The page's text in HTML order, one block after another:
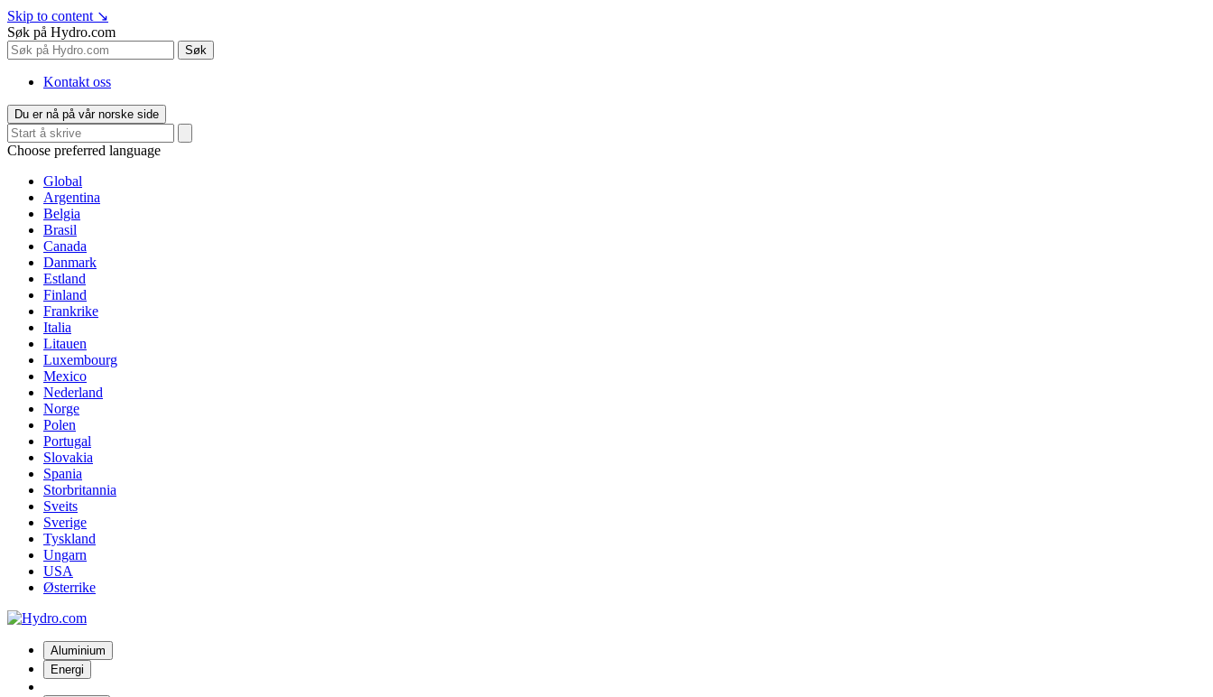
Skip to content ↘
Søk på Hydro.com
Søk
Kontakt oss
Du er nå på vår norske side
Choose preferred language
Global
Argentina
Belgia
Brasil
Canada
Danmark
Estland
Finland
Frankrike
Italia
Litauen
Luxembourg
Mexico
Nederland
Norge
Polen
Portugal
Slovakia
Spania
Storbritannia
Sveits
Sverige
Tyskland
Ungarn
USA
Østerrike
Aluminium
Energi